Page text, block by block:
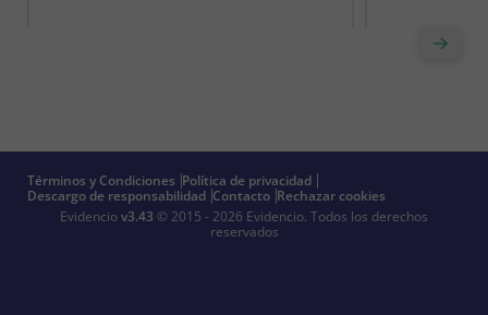
Términos y Condiciones Política de privacidad
Descargo de responsabilidad Contacto Rechazar cookies
Evidenciov3.43 © 2015 - 2026 Evidencio. Todos los derechos
reservados